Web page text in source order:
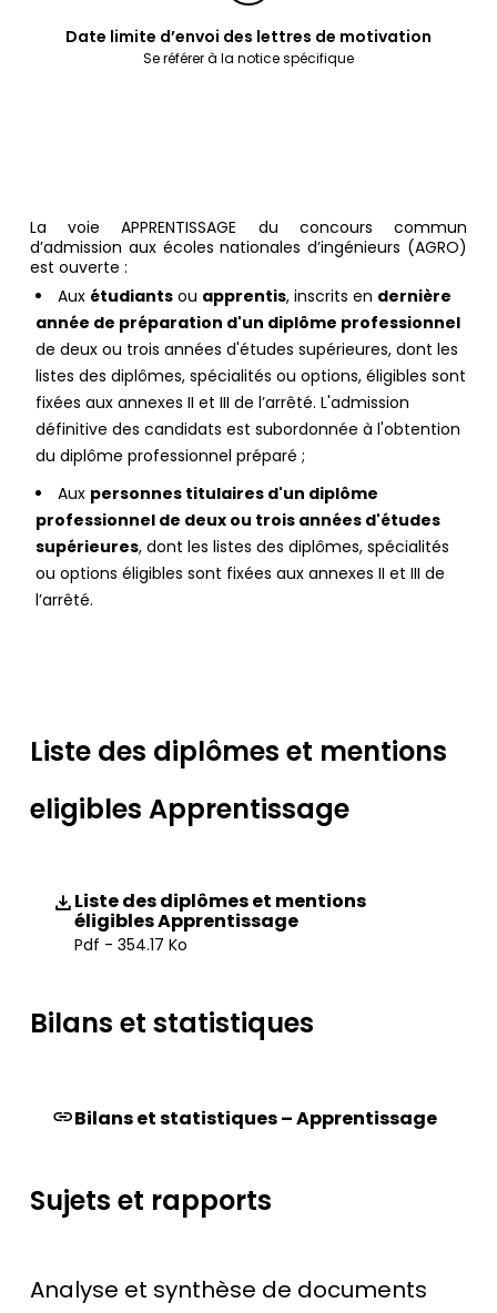
Date limite d’envoi des lettres de motivation
Se référer à la notice spécifique
La voie APPRENTISSAGE du concours commun
d’admission aux écoles nationales d’ingénieurs (AGRO)
est ouverte :
Aux étudiants ou apprentis, inscrits en dernière
année de préparation d'un diplôme professionnel
de deux ou trois années d'études supérieures, dont les
listes des diplômes, spécialités ou options, éligibles sont
fixées aux annexes II et III de l’arrêté. L'admission
définitive des candidats est subordonnée à l'obtention
du diplôme professionnel préparé ;
Aux personnes titulaires d'un diplôme
professionnel de deux ou trois années d'études
supérieures, dont les listes des diplômes, spécialités
ou options éligibles sont fixées aux annexes II et III de
l’arrêté.
Liste des diplômes et mentions
eligibles Apprentissage
Liste des diplômes et mentions
éligibles Apprentissage
Pdf - 354.17 Ko
Bilans et statistiques
Bilans et statistiques – Apprentissage
Sujets et rapports
Analyse et synthèse de documents